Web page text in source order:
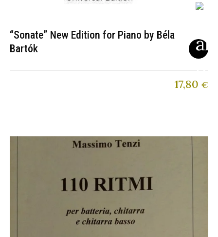
“Sonate” New Edition for Piano by Béla
Bartók
17,80 €